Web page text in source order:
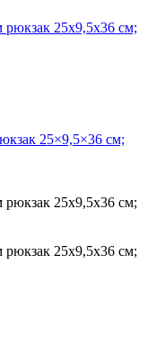
25×9,5×36 см;